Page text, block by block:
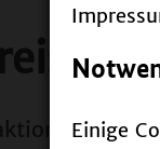
Einige
für